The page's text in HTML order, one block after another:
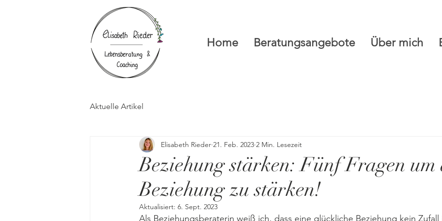
Home Beratungsangebote Über mich
Aktuelle Artikel
Beziehung stärken: Fünf Fragen um
Beziehung zu stärken!
Elisabeth Rieder 21. Feb. 2023 2 Min. Lesezeit
Aktualisiert: 6. Sept. 2023
Als Beziehungsberaterin weiß ich, dass eine glückliche Beziehung kein Zufall